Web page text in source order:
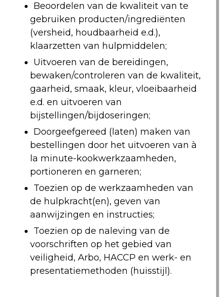
Beoordelen van de kwaliteit van te
gebruiken producten/ingrediënten
(versheid, houdbaarheid e.d.),
klaarzetten van hulpmiddelen;
Uitvoeren van de bereidingen,
bewaken/controleren van de kwaliteit,
gaarheid, smaak, kleur, vloeibaarheid
e.d. en uitvoeren van
bijstellingen/bijdoseringen;
Doorgeefgereed (laten) maken van
bestellingen door het uitvoeren van à
la minute-kookwerkzaamheden,
portioneren en garneren;
Toezien op de werkzaamheden van
de hulpkracht(en), geven van
aanwijzingen en instructies;
Toezien op de naleving van de
voorschriften op het gebied van
veiligheid, Arbo, HACCP en werk- en
presentatiemethoden (huisstijl).